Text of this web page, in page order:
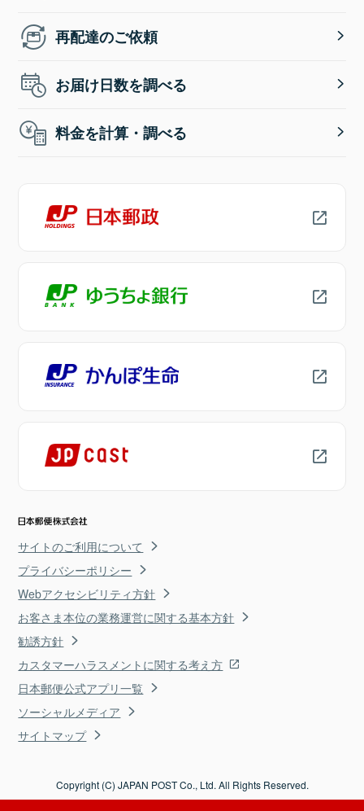
再配達のご依頼
お届け日数を調べる
料金を計算・調べる
サイトのご利用について
プライバシーポリシー
Webアクセシビリティ方針
お客さま本位の業務運営に関する基本方針
勧誘方針
カスタマーハラスメントに関する考え方
日本郵便公式アプリ一覧
ソーシャルメディア
サイトマップ
Copyright (C) JAPAN POST Co., Ltd. All Rights Reserved.